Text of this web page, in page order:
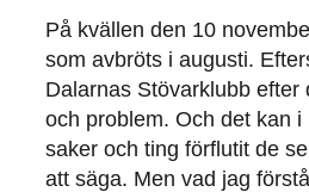
På kvällen den 10
som avbröts i augusti.
Dalarnas Stövarklubb
och problem. Och det kan
saker och ting förflutit de
att säga. Men vad jag